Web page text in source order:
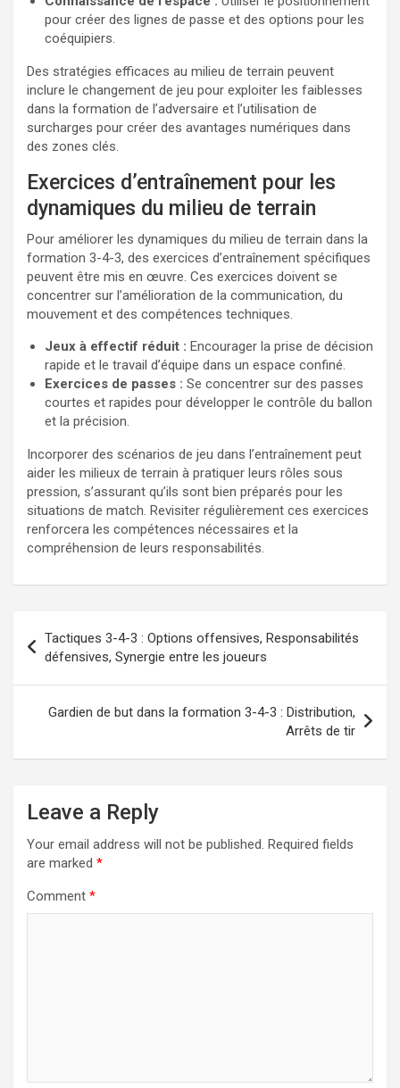
pour créer des lignes de passe et des options pour les
coéquipiers.
Des stratégies efficaces au milieu de terrain peuvent
inclure le changement de jeu pour exploiter les faiblesses
dans la formation de l’adversaire et l’utilisation de
surcharges pour créer des avantages numériques dans
des zones clés.
Exercices d’entraînement pour les
dynamiques du milieu de terrain
Pour améliorer les dynamiques du milieu de terrain dans la
formation 3-4-3, des exercices d’entraînement spécifiques
peuvent être mis en œuvre. Ces exercices doivent se
concentrer sur l’amélioration de la communication, du
mouvement et des compétences techniques.
Jeux à effectif réduit : Encourager la prise de décision
rapide et le travail d’équipe dans un espace confiné.
Exercices de passes : Se concentrer sur des passes
courtes et rapides pour développer le contrôle du ballon
et la précision.
Incorporer des scénarios de jeu dans l’entraînement peut
aider les milieux de terrain à pratiquer leurs rôles sous
pression, s’assurant qu’ils sont bien préparés pour les
situations de match. Revisiter régulièrement ces exercices
renforcera les compétences nécessaires et la
compréhension de leurs responsabilités.
navigation
Tactiques 3-4-3 : Options offensives, Responsabilités
défensives, Synergie entre les joueurs
Gardien de but dans la formation 3-4-3 : Distribution,
Arrêts de tir
Leave a Reply
Your email address will not be published. Required fields
are marked *
Comment *